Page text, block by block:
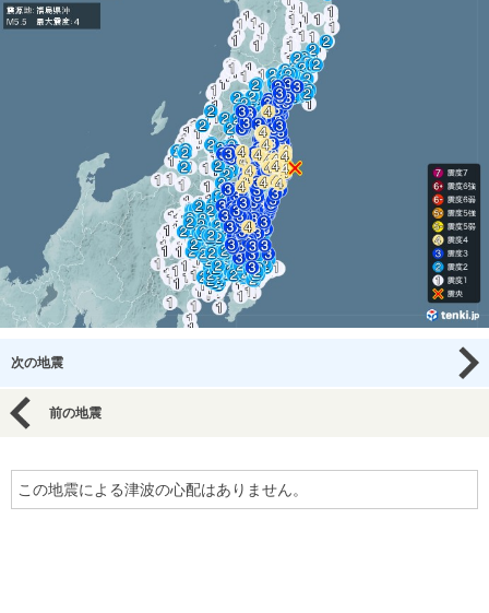
次の地震
前の地震
この地震による津波の心配はありません。